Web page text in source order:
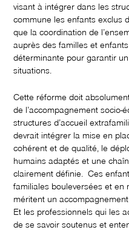
visant à intégrer dans les
commune les enfants exclus
que la coordination de
auprès des familles et
déterminante pour garantir
situations.
Cette réforme doit
de l’accompagnement socio-
structures d’accueil
devrait intégrer la mise en
cohérent et de qualité, le
humains adaptés et une
clairement définie. Ces
familiales bouleversées et en
méritent un
Et les professionnels qui les
de se savoir soutenus et